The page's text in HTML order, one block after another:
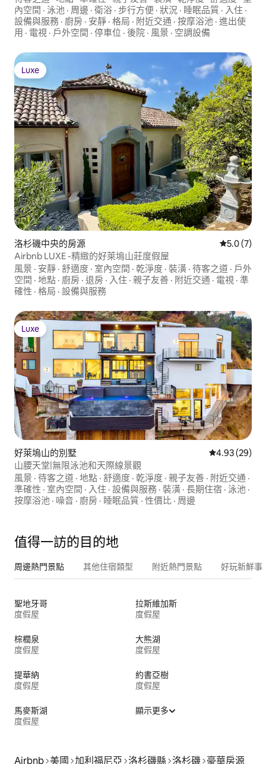
內空間 · 泳池 · 周邊 · 衛浴 · 步行方便 · 狀況 · 睡眠品質 · 入住 ·
設備與服務 · 廚房 · 安靜 · 格局 · 附近交通 · 按摩浴池 · 進出使
用 · 電視 · 戶外空間 · 停車位 · 後院 · 風景 · 空調設備
Luxe
Luxe
洛杉磯中央的房源 從 7 則評
5.0 (7)
Airbnb LUXE -精緻的好萊塢山莊度假屋
風景 · 安靜 · 舒適度 · 室內空間 · 乾淨度 · 裝潢 · 待客之道 · 戶外
空間 · 地點 · 廚房 · 退房 · 入住 · 親子友善 · 附近交通 · 電視 · 準
確性 · 格局 · 設備與服務
Luxe
Luxe
好萊塢山的別墅 從 29 則評價
4.93 (29)
山腰天堂|無限泳池和天際線景觀
風景 · 待客之道 · 地點 · 舒適度 · 乾淨度 · 親子友善 · 附近交通 ·
準確性 · 室內空間 · 入住 · 設備與服務 · 裝潢 · 長期住宿 · 泳池 ·
按摩浴池 · 噪音 · 廚房 · 睡眠品質 · 性價比 · 周邊
值得一訪的目的地
周邊熱門景點 其他住宿類型 附近熱門景點 好玩新鮮事
聖地牙哥
度假屋
拉斯維加斯
度假屋
棕櫚泉
度假屋
大熊湖
度假屋
提華納
度假屋
約書亞樹
度假屋
馬麥斯湖
度假屋
顯示更多
Airbnb 美國 加利福尼亞 洛杉磯縣 洛杉磯 豪華房源